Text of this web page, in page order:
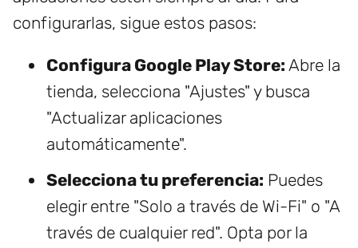
configurarlas, sigue estos pasos:
Configura Google Play Store: Abre la
tienda, selecciona "Ajustes" y busca
"Actualizar aplicaciones
automáticamente".
Selecciona tu preferencia: Puedes
elegir entre "Solo a través de Wi-Fi" o "A
través de cualquier red". Opta por la